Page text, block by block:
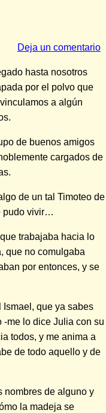
Deja un comentario
hasta nosotros
por el polvo que
a algún
de buenos amigos
cargados de
de un tal Timoteo de
pudo vivir…
trabajaba hacia lo
que no comulgaba
por entonces, y se
que ya sabes
-me lo dice Julia con su
todos, y me anima a
de todo aquello y de
nombres de alguno y
la madeja se